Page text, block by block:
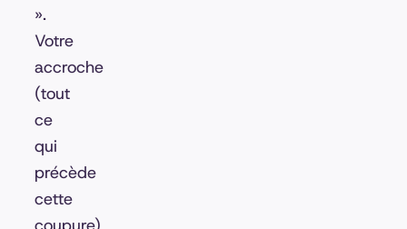
».
Votre
accroche
(tout
ce
qui
précède
cette